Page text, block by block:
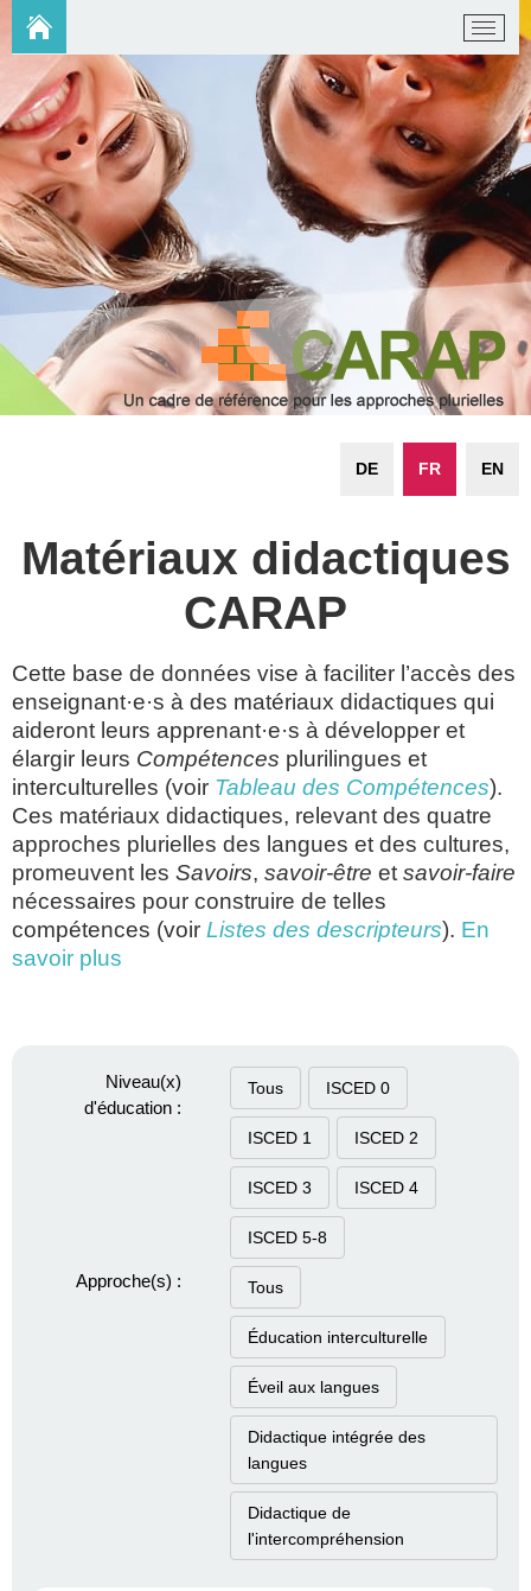
EN
FR
DE
Matériaux didactiques
CARAP
Cette base de données vise à faciliter l’accès des
enseignant·e·s à des matériaux didactiques qui
aideront leurs apprenant·e·s à développer et
élargir leurs Compétences plurilingues et
interculturelles (voir Tableau des Compétences).
Ces matériaux didactiques, relevant des quatre
approches plurielles des langues et des cultures,
promeuvent les Savoirs, savoir-être et savoir-faire
nécessaires pour construire de telles
compétences (voir Listes des descripteurs). En
savoir plus
Niveau(x)
d'éducation :
Tous ISCED 0
ISCED 1 ISCED 2
ISCED 3 ISCED 4
ISCED 5-8
Approche(s) : Tous
Éducation interculturelle
Éveil aux langues
Didactique intégrée des
langues
Didactique de
l'intercompréhension